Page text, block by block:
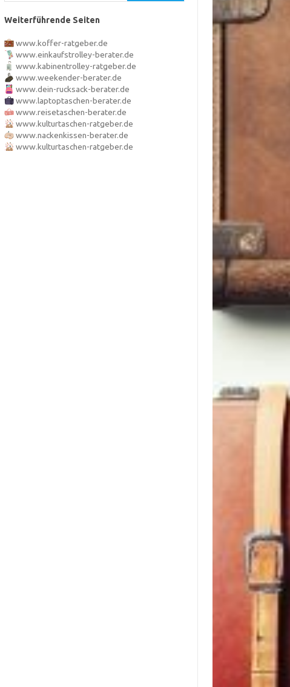
Weiterführende Seiten
www.koffer-ratgeber.de
www.einkaufstrolley-berater.de
www.kabinentrolley-ratgeber.de
www.weekender-berater.de
www.dein-rucksack-berater.de
www.laptoptaschen-berater.de
www.reisetaschen-berater.de
www.kulturtaschen-ratgeber.de
www.nackenkissen-berater.de
www.kulturtaschen-ratgeber.de